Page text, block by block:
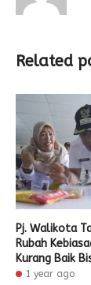
Related
Pj. Walikota
Rubah
Kurang Baik
1 year ago